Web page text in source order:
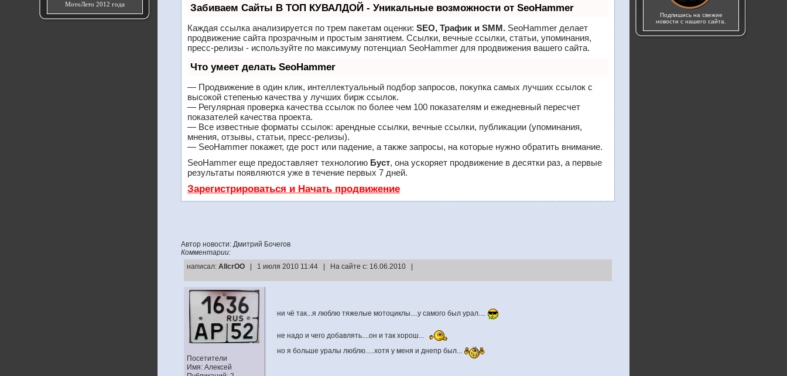
МотоЛето 2012 года Забиваем Сайты В ТОП КУВАЛДОЙ - Уникальные возможности от SeoHammer
Каждая ссылка анализируется по трем пакетам оценки: SEO, Трафик и SMM. SeoHammer делает
продвижение сайта прозрачным и простым занятием. Ссылки, вечные ссылки, статьи, упоминания,
пресс-релизы - используйте по максимуму потенциал SeoHammer для продвижения вашего сайта.
Что умеет делать SeoHammer
— Продвижение в один клик, интеллектуальный подбор запросов, покупка самых лучших ссылок с
высокой степенью качества у лучших бирж ссылок.
— Регулярная проверка качества ссылок по более чем 100 показателям и ежедневный пересчет
показателей качества проекта.
— Все известные форматы ссылок: арендные ссылки, вечные ссылки, публикации (упоминания,
мнения, отзывы, статьи, пресс-релизы).
— SeoHammer покажет, где рост или падение, а также запросы, на которые нужно обратить внимание.
SeoHammer еще предоставляет технологию Буст, она ускоряет продвижение в десятки раз, а первые
результаты появляются уже в течение первых 7 дней.
Зарегистрироваться и Начать продвижение
Автор новости: Дмитрий Бочегов
Комментарии:
написал: AllcrOO | 1 июля 2010 11:44 | На сайте с: 16.06.2010 |
Посетители
Имя: Алексей
ни чё так...я люблю тяжелые мотоциклы....у самого был урал....
не надо и чего добавлять....он и так хорош...
но я больше уралы люблю.....хотя у меня и днепр был...
Подпишись на свежие
новости с нашего сайта.